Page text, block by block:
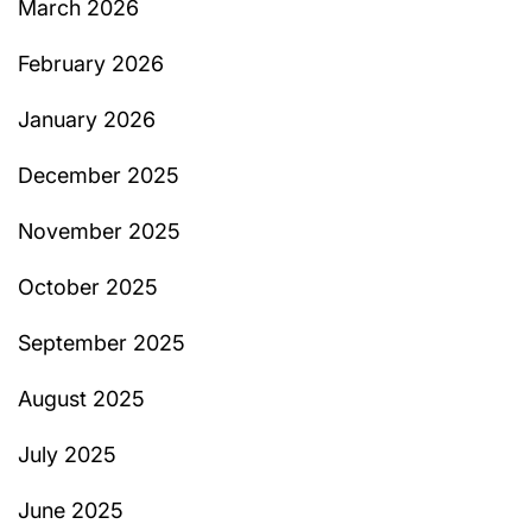
March 2026
February 2026
January 2026
December 2025
November 2025
October 2025
September 2025
August 2025
July 2025
June 2025